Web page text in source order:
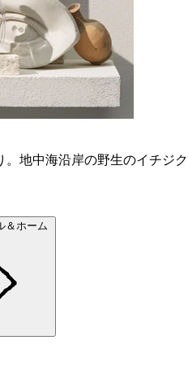
地中海沿岸の野生のイチジク
＆ホーム